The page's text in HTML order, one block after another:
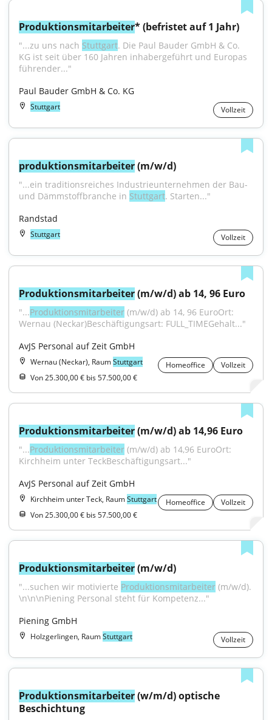
Produktionsmitarbeiter* (befristet auf 1 Jahr)
"...zu uns nach Stuttgart. Die Paul Bauder GmbH & Co.
KG ist seit über 160 Jahren inhabergeführt und Europas
führender..."
Paul Bauder GmbH & Co. KG
Stuttgart Vollzeit
produktionsmitarbeiter (m/w/d)
"...ein traditionsreiches Industrieunternehmen der Bau-
und Dämmstoffbranche in Stuttgart. Starten..."
Randstad
Stuttgart Vollzeit
Produktionsmitarbeiter (m/w/d) ab 14, 96 Euro
"...Produktionsmitarbeiter (m/w/d) ab 14, 96 EuroOrt:
Wernau (Neckar)Beschäftigungsart: FULL_TIMEGehalt..."
AvJS Personal auf Zeit GmbH
Wernau (Neckar), RaumStuttgart Homeoffice
Vollzeit
Von 25.300,00 € bis 57.500,00 €
Produktionsmitarbeiter (m/w/d) ab 14,96 Euro
"...Produktionsmitarbeiter (m/w/d) ab 14,96 EuroOrt:
Kirchheim unter TeckBeschäftigungsart..."
AvJS Personal auf Zeit GmbH
Kirchheim unter Teck, RaumStuttgart Homeoffice
Vollzeit
Von 25.300,00 € bis 57.500,00 €
Produktionsmitarbeiter (m/w/d)
"...suchen wir motivierte Produktionsmitarbeiter (m/w/d).
\n\n\nPiening Personal steht für Kompetenz..."
Piening GmbH
Holzgerlingen, RaumStuttgart Vollzeit
Produktionsmitarbeiter (w/m/d) optische
Beschichtung